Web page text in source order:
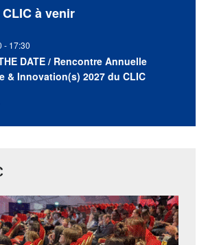
à venir
- 17:30
DATE / Rencontre Annuelle
& Innovation(s) 2027 du CLIC